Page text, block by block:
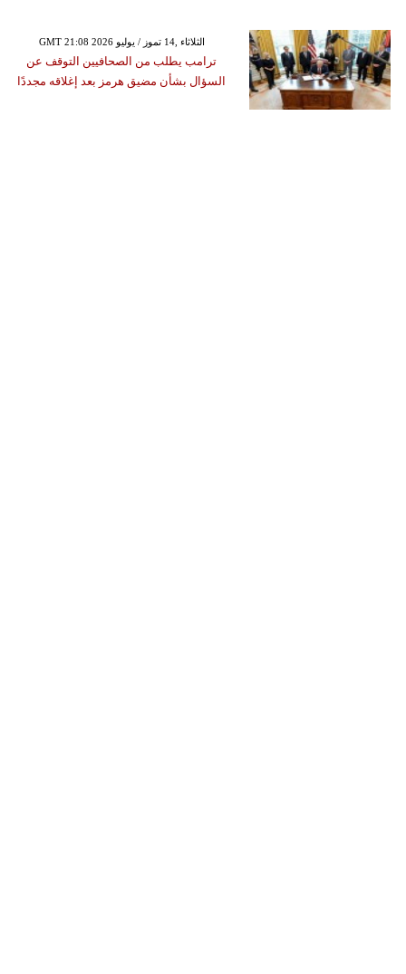
GMT 21:08 2026 الثلاثاء ,14 تموز / يوليو
ترامب يطلب من الصحافيين التوقف عن
السؤال بشأن مضيق هرمز بعد إغلاقه مجددًا